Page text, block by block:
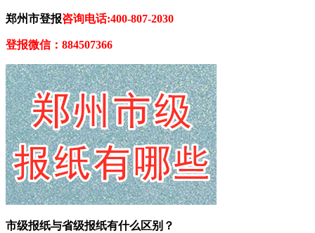
郑州市登报咨询电话:400-807-2030
登报微信：884507366
市级报纸与省级报纸有什么区别？